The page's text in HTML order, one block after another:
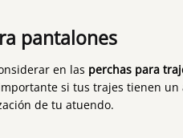
pantalones
en las perchas para
si tus trajes tienen un
de tu atuendo.